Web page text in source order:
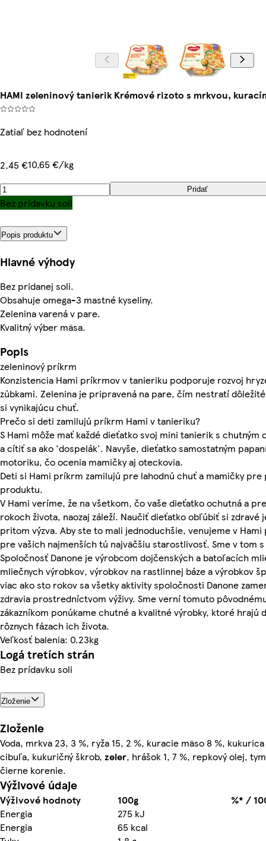
HAMI zeleninový tanierik Krémové rizoto s mrkvou,
Zatiaľ bez hodnotení
2,45 €10,65 €/kg
Pridať
Bez prídavku soli
Popis produktu
Hlavné výhody
Bez pridanej soli.
Obsahuje omega-3 mastné kyseliny.
Zelenina varená v pare.
Kvalitný výber mäsa.
Popis
zeleninový príkrm
Konzistencia Hami príkrmov v tanieriku podporuje rozvoj
zúbkami. Zelenina je pripravená na pare, čím nestratí
si vynikajúcu chuť.
Prečo si deti zamilujú príkrm Hami v tanieriku?
S Hami môže mať každé dieťatko svoj mini tanierik s chutným
a cítiť sa ako 'dospelák'. Navyše, dieťatko samostatným
motoriku, čo ocenia mamičky aj oteckovia.
Deti si Hami príkrm zamilujú pre lahodnú chuť a mamičky
produktu.
V Hami veríme, že na všetkom, čo vaše dieťatko ochutná a
rokoch života, naozaj záleží. Naučiť dieťatko obľúbiť si zdravé
pritom výzva. Aby ste to mali jednoduchšie, venujeme v
pre vašich najmenších tú najväčšiu starostlivosť. Sme v tom s
Spoločnosť Danone je výrobcom dojčenských a batoľacích
mliečnych výrobkov, výrobkov na rastlinnej báze a výrobkov
viac ako sto rokov sa všetky aktivity spoločnosti Danone
zdravia prostredníctvom výživy. Sme verní tomuto
zákazníkom ponúkame chutné a kvalitné výrobky, ktoré hrajú
rôznych fázach ich života.
Veľkosť balenia: 0.23kg
Logá tretích strán
Bez prídavku soli
Zloženie
Zloženie
Voda, mrkva 23, 3 %, ryža 15, 2 %, kuracie mäso 8 %,
cibuľa, kukuričný škrob, zeler, hrášok 1, 7 %, repkový olej,
čierne korenie.
Výživové údaje
Výživové hodnoty 100g
%* /
Energia
275 kJ
Energia
65 kcal